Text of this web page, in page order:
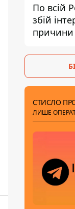
По всій
збій
причини
СТИСЛО
ЛИШЕ